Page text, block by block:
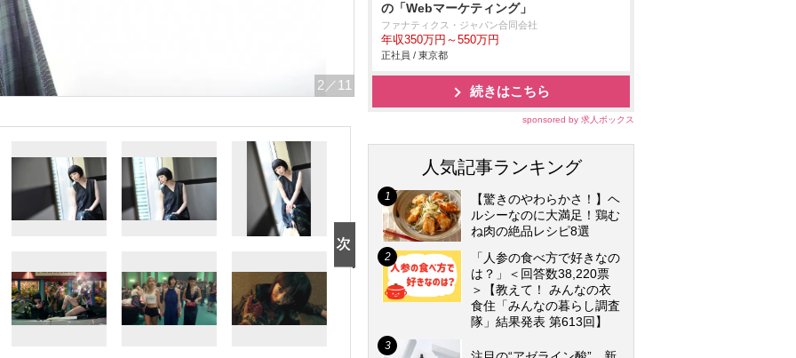
2 ／11
の「Webマーケティング」
ファナティクス・ジャパン合同会社
年収350万円～550万円
正社員 / 東京都
続きはこちら
sponsored by 求人ボックス
人気記事ランキング
【驚きのやわらかさ！】ヘ
ルシーなのに大満足！鶏む
ね肉の絶品レシピ8選
「人参の食べ方で好きなの
は？」＜回答数38,220票
＞【教えて！ みんなの衣
食住「みんなの暮らし調査
隊」結果発表 第613回】